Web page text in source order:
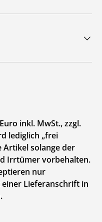
inkl. MwSt., zzgl.
lediglich „frei
Artikel solange der
Irrtümer vorbehalten.
nur
Lieferanschrift in